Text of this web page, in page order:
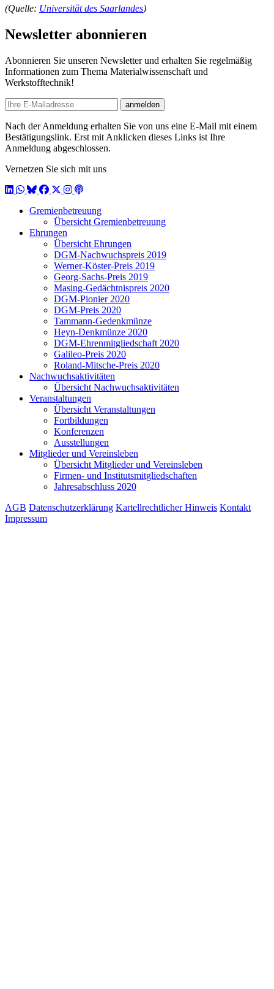
(Quelle: Universität des Saarlandes)
Newsletter abonnieren
Abonnieren Sie unseren Newsletter und erhalten Sie regelmäßig
Informationen zum Thema Materialwissenschaft und
Werkstofftechnik!
E-mail
anmelden
Nach der Anmeldung erhalten Sie von uns eine E-Mail mit einem
Bestätigungslink. Erst mit Anklicken dieses Links ist Ihre
Anmeldung abgeschlossen.
Vernetzen Sie sich mit uns
LinkedIn
WhatsApp
BlueSky
Facebook
X / Twitter
Instagram
Podcast
Gremienbetreuung
Übersicht Gremienbetreuung
Ehrungen
Übersicht Ehrungen
DGM-Nachwuchspreis 2019
Werner-Köster-Preis 2019
Georg-Sachs-Preis 2019
Masing-Gedächtnispreis 2020
DGM-Pionier 2020
DGM-Preis 2020
Tammann-Gedenkmünze
Heyn-Denkmünze 2020
DGM-Ehrenmitgliedschaft 2020
Galileo-Preis 2020
Roland-Mitsche-Preis 2020
Nachwuchsaktivitäten
Übersicht Nachwuchsaktivitäten
Veranstaltungen
Übersicht Veranstaltungen
Fortbildungen
Konferenzen
Ausstellungen
Mitglieder und Vereinsleben
Übersicht Mitglieder und Vereinsleben
Firmen- und Institutsmitgliedschaften
Jahresabschluss 2020
AGB Datenschutzerklärung Kartellrechtlicher Hinweis Kontakt
Impressum